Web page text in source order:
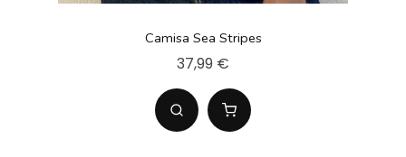
Camisa Sea Stripes
37,99 €